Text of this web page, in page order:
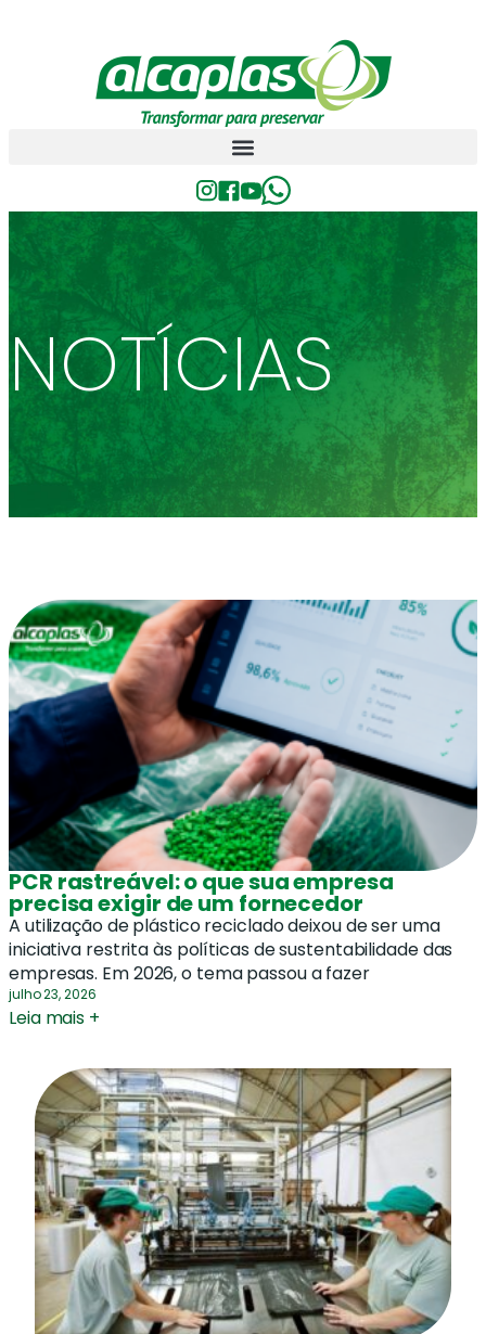
NOTÍCIAS
PCR rastreável: o que sua empresa
precisa exigir de um fornecedor
A utilização de plástico reciclado deixou de ser uma
iniciativa restrita às políticas de sustentabilidade das
empresas. Em 2026, o tema passou a fazer
julho 23, 2026
Leia mais +